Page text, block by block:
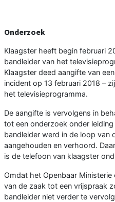
Onderzoek
Klaagster heeft begin februari
bandleider van het
Klaagster deed aangifte van
incident op 13 februari 2018 –
het televisieprogramma.
De aangifte is vervolgens in
tot een onderzoek onder
bandleider werd in de loop van
aangehouden en verhoord.
is de telefoon van klaagster
Omdat het Openbaar
van de zaak tot een vrijspraak
bandleider niet verder te